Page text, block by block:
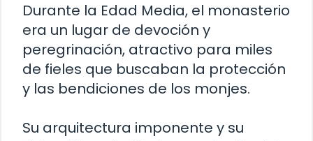
Durante la Edad Media, el monasterio
era un lugar de devoción y
peregrinación, atractivo para miles
de fieles que buscaban la protección
y las bendiciones de los monjes.
Su arquitectura imponente y su